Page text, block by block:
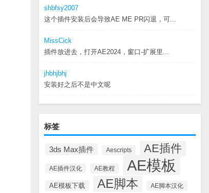
shbfsy2007
这个插件安装后会导致AE ME PR闪退，可...
MissCick
插件放进去，打开AE2024，窗口-扩展里...
jhbhjbhj
安装好之后不是中文呢
标签
3ds Max插件 Aescripts AE插件
AE插件汉化 AE教程 AE模板
AE模板下载 AE脚本 AE脚本汉化